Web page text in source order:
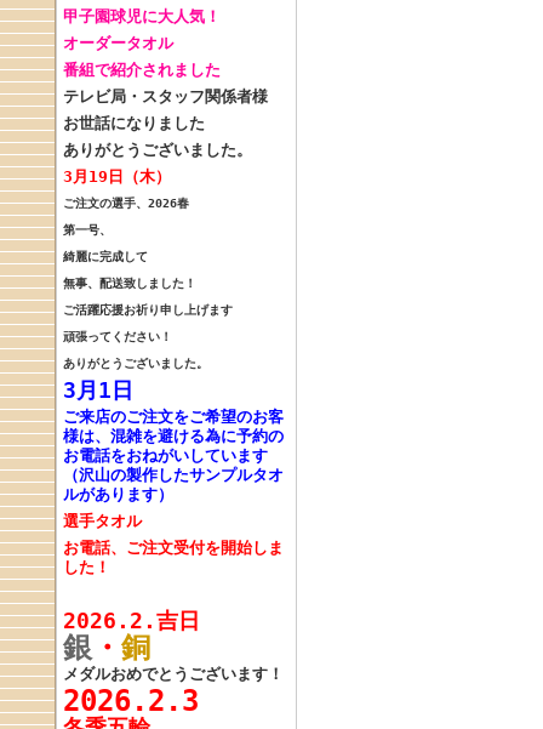
甲子園球児に大人気！
オーダータオル
番組で紹介されました
テレビ局・スタッフ関係者様
お世話になりました
ありがとうございました。
3月19日（木）
ご注文の選手、 2026春
第一号、
綺麗に完成して
無事、配送致しました！
ご活躍応援お祈り申し上げます
頑張ってください！
ありがとうございました。
3月1日
ご来店のご注文をご希望のお客
様は、混雑を避ける為に予約の
お電話をおねがいしています
（沢山の製作したサンプルタオ
ルがあります）
選手タオル
お電話、ご注文受付を開始しま
した！
2026.2.吉日
銀 ・ 銅
メダルおめでとうございます！
2026.2.3